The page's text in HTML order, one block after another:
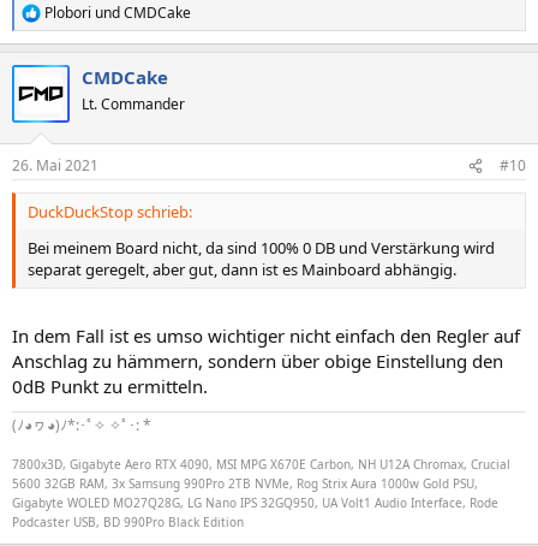
R
e
t
i
e
n
Plobori undCMDCake
CMDCake
Lt. Commander
26. Mai 2021 #10
DuckDuckStop schrieb:
Bei meinem Board nicht, da sind 100% 0 DB und Verstärkung wird
separat geregelt, aber gut, dann ist es Mainboard abhängig.
In dem Fall ist es umso wichtiger nicht einfach den Regler auf
Anschlag zu hämmern, sondern über obige Einstellung den
0dB Punkt zu ermitteln.
(ﾉ◕ヮ◕)ﾉ*:･ﾟ✧ ✧ﾟ･: *
7800x3D, Gigabyte Aero RTX 4090, MSI MPG X670E Carbon, NH U12A Chromax, Crucial
5600 32GB RAM, 3x Samsung 990Pro 2TB NVMe, Rog Strix Aura 1000w Gold PSU,
Gigabyte WOLED MO27Q28G, LG Nano IPS 32GQ950, UA Volt1 Audio Interface, Rode
Podcaster USB, BD 990Pro Black Edition